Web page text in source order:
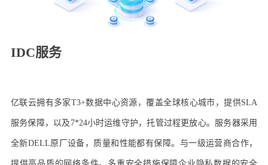
IDC服务
亿联云拥有多家T3+数据中心资源，覆盖全球核心城市，提供SLA
服务保障，以及7*24小时运维守护，托管过程更放心。服务器采用
全新DELL原厂设备，质量和性能都有保障。与一级运营商合作，